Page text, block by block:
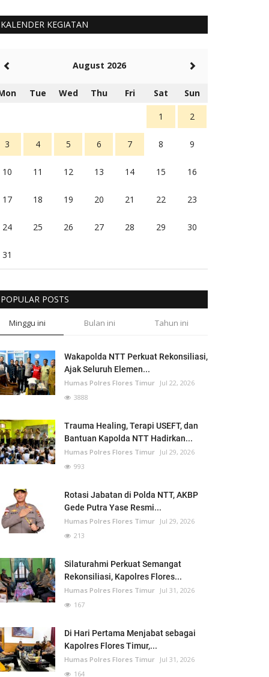
KALENDER KEGIATAN
August 2026
Tue Wed Thu Fri Sat Sun
1 2
3 4 5 6 7 8 9
10 11 12 13 14 15 16
17 18 19 20 21 22 23
24 25 26 27 28 29 30
31
POPULAR POSTS
Minggu ini Bulan ini Tahun ini
Wakapolda NTT Perkuat Rekonsiliasi,
Ajak Seluruh Elemen...
Humas Polres Flores Timur Jul 22, 2026
3888
Trauma Healing, Terapi USEFT, dan
Bantuan Kapolda NTT Hadirkan...
Humas Polres Flores Timur Jul 29, 2026
993
Rotasi Jabatan di Polda NTT, AKBP
Gede Putra Yase Resmi...
Humas Polres Flores Timur Jul 29, 2026
213
Silaturahmi Perkuat Semangat
Rekonsiliasi, Kapolres Flores...
Humas Polres Flores Timur Jul 31, 2026
167
Di Hari Pertama Menjabat sebagai
Kapolres Flores Timur,...
Humas Polres Flores Timur Jul 31, 2026
164